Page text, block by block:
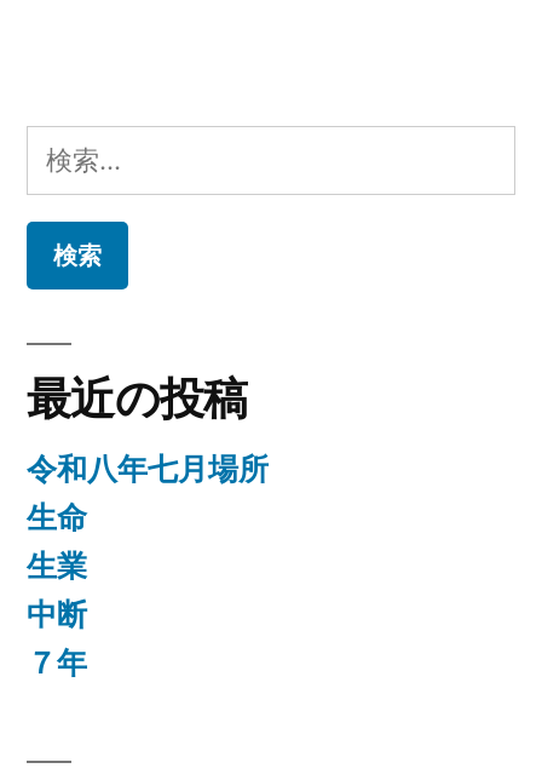
ー
シ
ョ
ン
検
索:
最近の投稿
令和八年七月場所
生命
生業
中断
７年